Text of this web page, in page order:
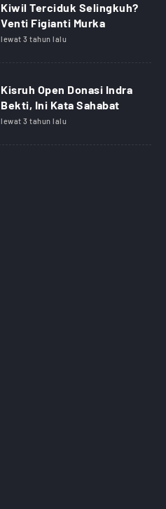
Kiwil Terciduk Selingkuh?
Venti Figianti Murka
lewat 3 tahun lalu
Kisruh Open Donasi Indra
Bekti, Ini Kata Sahabat
lewat 3 tahun lalu